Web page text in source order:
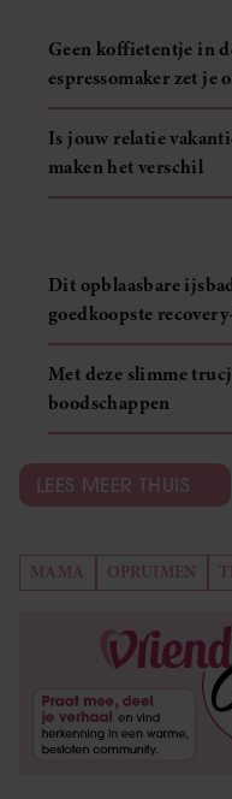
Geen koffietentje in
espressomaker zet je
Is jouw relatie
maken het verschil
Dit opblaasbare
goedkoopste
Met deze slimme
boodschappen
LEES MEER THUIS
MAMA OPRUIMEN